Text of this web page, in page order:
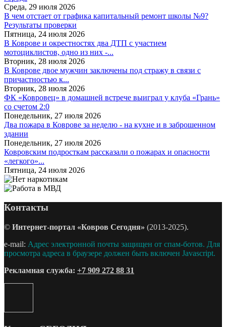
Среда, 29 июля 2026
В чем отстает от графика капитальный ремонт школы №9?
Результаты проверки
Пятница, 24 июля 2026
В Коврове и окрестностях два ДТП с участием
мотоциклистов, одно из них -...
Вторник, 28 июля 2026
В Коврове двое мужчин заключены под стражу в связи с
причастностью к...
Вторник, 28 июля 2026
ФК «Ковровец» в домашней встрече выиграл у клуба «Грань»
со счетом 2:0
Понедельник, 27 июля 2026
Два пожара в Коврове за неделю - на кухне и в заброшенном
здании
Понедельник, 27 июля 2026
Ковровским подросткам рассказали о пожарах и опасности
«легкого»...
Пятница, 24 июля 2026
Контакты
© Интернет-портал «Ковров Сегодня» (2013-2025).
e-mail: Адрес электронной почты защищен от спам-ботов. Для
просмотра адреса в браузере должен быть включен Javascript.
Рекламная служба: +7 909 272 88 31